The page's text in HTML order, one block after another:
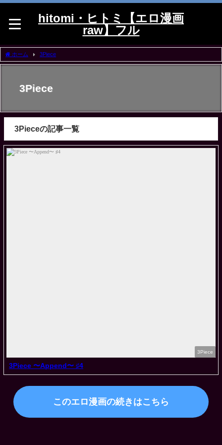
hitomi・ヒトミ【エロ漫画
raw】フル
ホーム 3Piece
3Piece
3Pieceの記事一覧
3Piece
3Piece 〜Append〜 ♯4
このエロ漫画の続きはこちら